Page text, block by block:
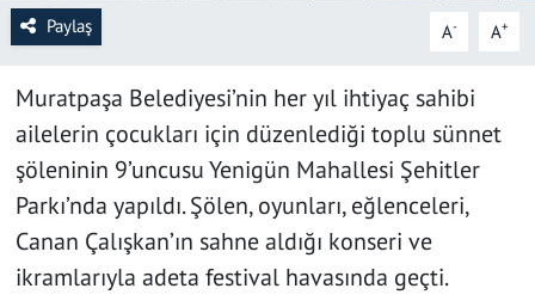
Paylaş A- A+
Muratpaşa Belediyesi’nin her yıl ihtiyaç sahibi
ailelerin çocukları için düzenlediği toplu sünnet
şöleninin 9’uncusu Yenigün Mahallesi Şehitler
Parkı’nda yapıldı. Şölen, oyunları, eğlenceleri,
Canan Çalışkan’ın sahne aldığı konseri ve
ikramlarıyla adeta festival havasında geçti.